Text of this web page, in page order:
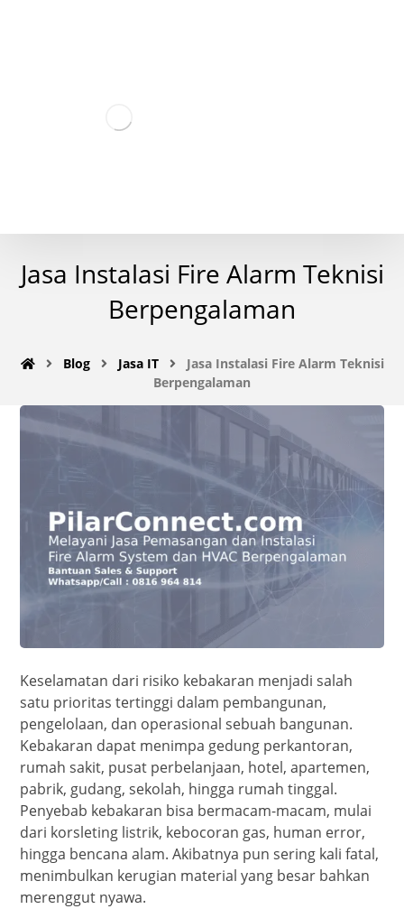
Jasa Instalasi Fire Alarm Teknisi
Berpengalaman
Blog Jasa IT
Jasa Instalasi Fire Alarm Teknisi
Berpengalaman
Keselamatan dari risiko kebakaran menjadi salah
satu prioritas tertinggi dalam pembangunan,
pengelolaan, dan operasional sebuah bangunan.
Kebakaran dapat menimpa gedung perkantoran,
rumah sakit, pusat perbelanjaan, hotel, apartemen,
pabrik, gudang, sekolah, hingga rumah tinggal.
Penyebab kebakaran bisa bermacam-macam, mulai
dari korsleting listrik, kebocoran gas, human error,
hingga bencana alam. Akibatnya pun sering kali fatal,
menimbulkan kerugian material yang besar bahkan
merenggut nyawa.